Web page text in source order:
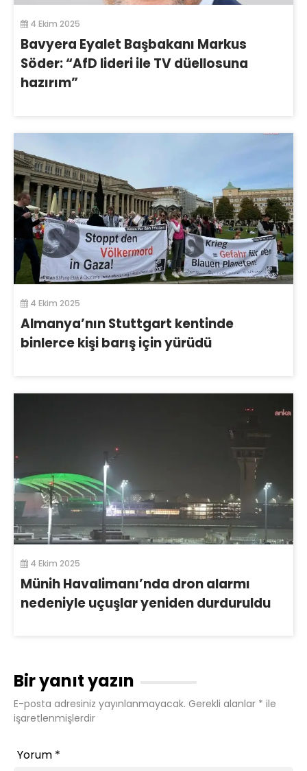
4 Ekim 2025
Bavyera Eyalet Başbakanı Markus
Söder: “AfD lideri ile TV düellosuna
hazırım”
4 Ekim 2025
Almanya’nın Stuttgart kentinde
binlerce kişi barış için yürüdü
4 Ekim 2025
Münih Havalimanı’nda dron alarmı
nedeniyle uçuşlar yeniden durduruldu
Bir yanıt yazın
E-posta adresiniz yayınlanmayacak. Gerekli alanlar * ile
işaretlenmişlerdir
Yorum *